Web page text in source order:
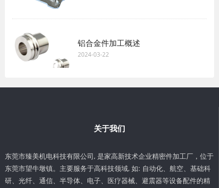
铝合金件加工概述
2024-03-22
关于我们
东莞市臻美机电科技有限公司, 是家高新技术企业精密件加工厂，位于
东莞市望牛墩镇。主要服务于高科技领域, 如: 自动化、航空、基础科
研、光纤、通信、半导体、电子、医疗器械、避震器等设备配件的精